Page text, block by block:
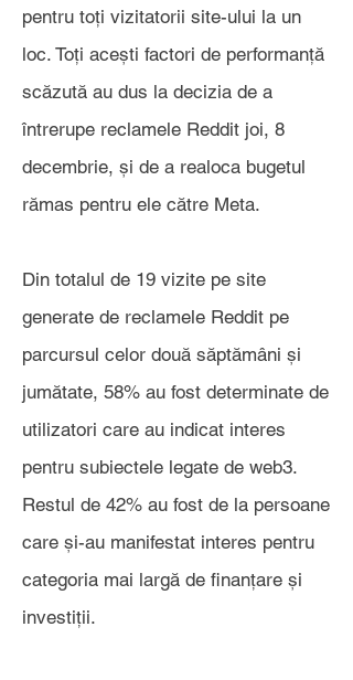
pentru toți vizitatorii site-ului la un
loc. Toți acești factori de performanță
scăzută au dus la decizia de a
întrerupe reclamele Reddit joi, 8
decembrie, și de a realoca bugetul
rămas pentru ele către Meta.
Din totalul de 19 vizite pe site
generate de reclamele Reddit pe
parcursul celor două săptămâni și
jumătate, 58% au fost determinate de
utilizatori care au indicat interes
pentru subiectele legate de web3.
Restul de 42% au fost de la persoane
care și-au manifestat interes pentru
categoria mai largă de finanțare și
investiții.